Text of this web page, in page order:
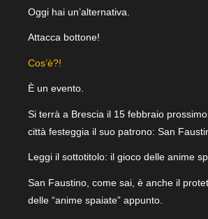
Oggi hai un’alternativa.
Attacca bottone!
Cos’è?!
È un evento.
Si terrà a Brescia il 15 febbraio
città festeggia il suo patrono: San
Leggi il sottotitolo: il gioco delle anime
San Faustino, come sai, è anche il
delle “anime spaiate” appunto.